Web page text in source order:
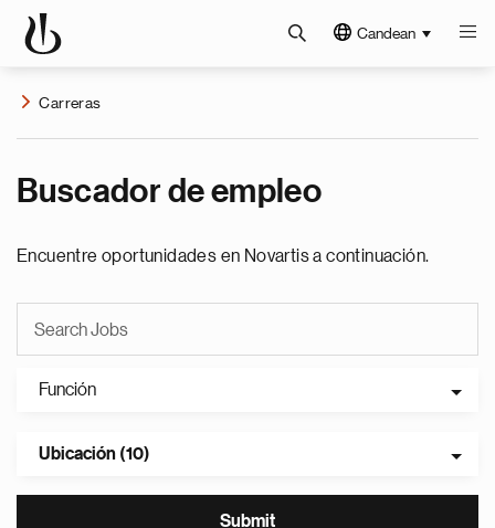
Candean
Carreras
Buscador de empleo
Encuentre oportunidades en Novartis a continuación.
Función
Ubicación (10)